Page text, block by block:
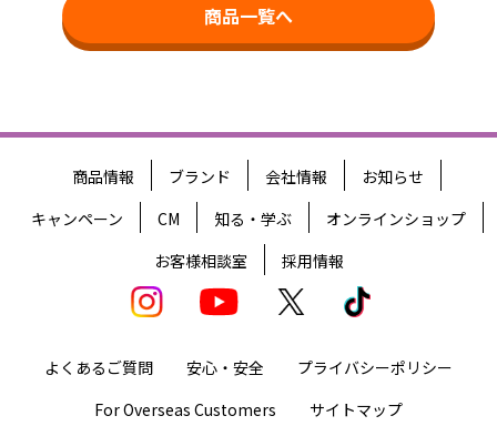
商品一覧へ
商品情報 ブランド 会社情報
お知らせ
キャンペーン
CM 知る・学ぶ
オンラインショップ
お客様相談室
採用情報
よくあるご質問 安心・安全
プライバシーポリシー
For Overseas Customers
サイトマップ